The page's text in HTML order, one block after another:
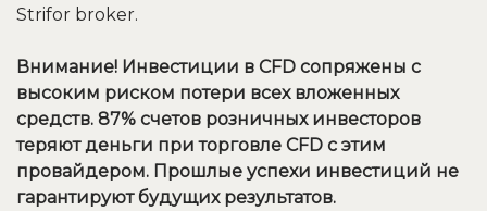
Strifor broker.
Внимание! Инвестиции в CFD сопряжены с
высоким риском потери всех вложенных
средств. 87% счетов розничных инвесторов
теряют деньги при торговле CFD с этим
провайдером. Прошлые успехи инвестиций не
гарантируют будущих результатов.